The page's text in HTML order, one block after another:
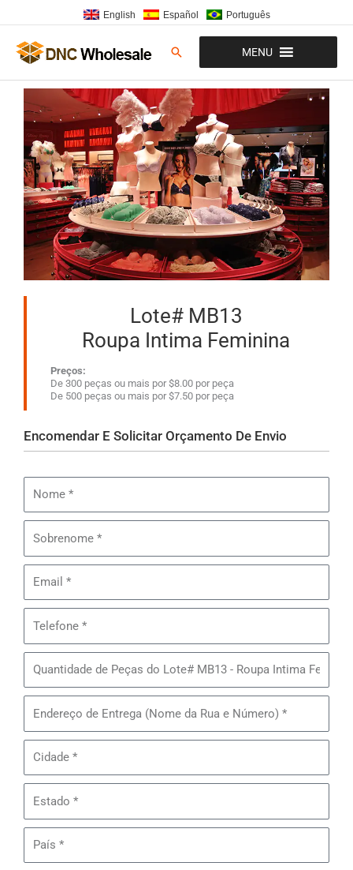
para
conteúdo
English Español Português
Pesquisar MENU
Lote# MB13
Roupa Intima Feminina
Preços:
De 300 peças ou mais por $8.00 por peça
De 500 peças ou mais por $7.50 por peça
Encomendar E Solicitar Orçamento De Envio
Peças
do
Lote#
MB13
-
Roupa
Intima
Feminina
Entrega